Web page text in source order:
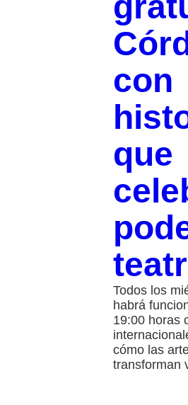
con
que
Todos los
habrá
19:00 horas
cómo las
transforman